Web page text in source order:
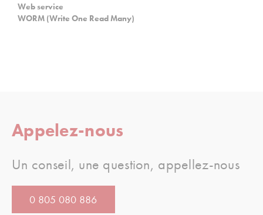
Web service
WORM (Write One Read Many)
Appelez-nous
Un conseil, une question, appellez-nous
0 805 080 886